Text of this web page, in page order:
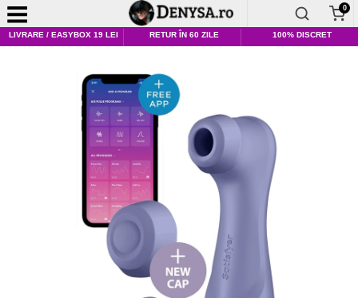
0
LIVRARE / EASYBOX 19 LEI RETUR ÎN 60 ZILE 100% DISCRET